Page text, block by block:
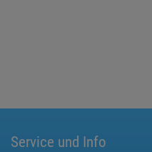
Service und Info